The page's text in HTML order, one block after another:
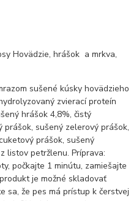
Hovädzie, hrášok a mrkva,
sušené kúsky hovädzieho
zvierací proteín
hrášok 4,8%, čistý
prášok, sušený zelerový prášok,
prášok, sušený
listov petržlenu. Príprava:
počkajte 1 minútu, zamiešajte
je možné skladovať
sa, že pes má prístup k čerstvej